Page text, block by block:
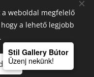
weboldal megfelelő
a lehető legjobb
Stil Gallery Bútor
Üzenj nekünk!